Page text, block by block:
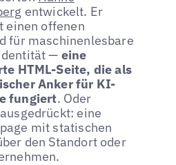
entwickelt. Er
einen offenen
für maschinenlesbare
— eine
HTML-Seite, die als
Anker für KI-
fungiert. Oder
eine
mit statischen
den Standort oder